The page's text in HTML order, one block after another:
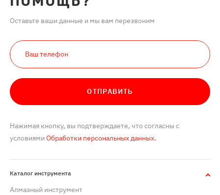
Оставьте ваши данные и мы вам перезвоним
ОТПРАВИТЬ
Нажимая кнопку, вы подтверждаете, что согласны с
условиями Обработки персональных данных.
Каталог инструмента
Алмазный инструмент